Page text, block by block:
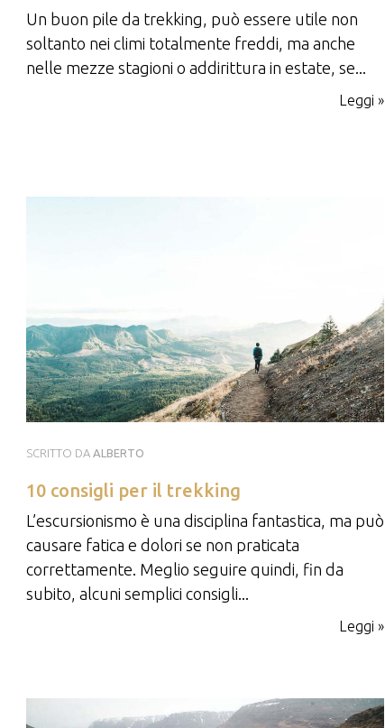
Un buon pile da trekking, può essere utile non
soltanto nei climi totalmente freddi, ma anche
nelle mezze stagioni o addirittura in estate, se...
Leggi »
SCRITTO DA ALBERTO
10 consigli per il trekking
L’escursionismo è una disciplina fantastica, ma può
causare fatica e dolori se non praticata
correttamente. Meglio seguire quindi, fin da
subito, alcuni semplici consigli...
Leggi »